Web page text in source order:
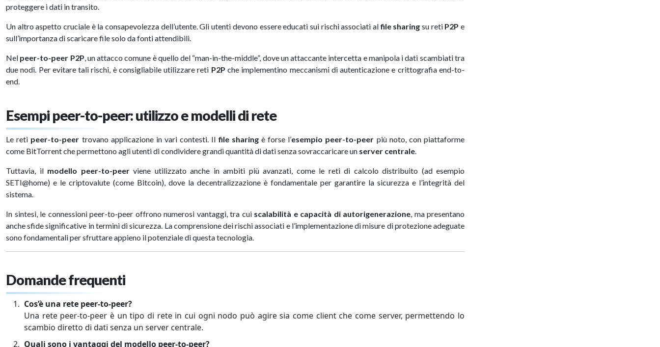
proteggere i dati in transito.
Un altro aspetto cruciale è la consapevolezza dell’utente. Gli utenti devono essere educati sui rischi associati alfile sharing su reti P2P e
sull’importanza di scaricare file solo da fonti attendibili.
Nel peer-to-peer P2P , un attacco comune è quello del “man-in-the-middle”, dove un attaccante intercetta e manipola i dati scambiati tra
due nodi. Per evitare tali rischi, è consigliabile utilizzare reti P2P che implementino meccanismi di autenticazione e crittografia end-to-
end.
Esempi peer-to-peer: utilizzo e modelli di rete
Le reti peer-to-peer trovano applicazione in vari contesti. Ilfile sharingè forse l’esempio peer-to-peer più noto, con piattaforme
come BitTorrent che permettono agli utenti di condividere grandi quantità di dati senza sovraccaricare un server centrale
Tuttavia, il modello peer-to-peerviene utilizzato anche in ambiti più avanzati, come le reti di calcolo distribuito (ad esempio
SETI@home) e le criptovalute (come Bitcoin), dove la decentralizzazione è fondamentale per garantire la sicurezza e l’integrità del
sistema.
In sintesi, le connessioni peer-to-peer offrono numerosi vantaggi, tra cui scalabilità e capacità di autorigenerazione , ma presentano
anche sfide significative in termini di sicurezza. La comprensione dei rischi associati e l’implementazione di misure di protezione adeguate
sono fondamentali per sfruttare appieno il potenziale di questa tecnologia.
Domande frequenti
Cos’è una rete peer-to-peer?
Una rete peer-to-peer è un tipo di rete in cui ogni nodo può agire sia come client che come server, permettendo lo
scambio diretto di dati senza un server centrale.
Quali sono i vantaggi del modello peer-to-peer?